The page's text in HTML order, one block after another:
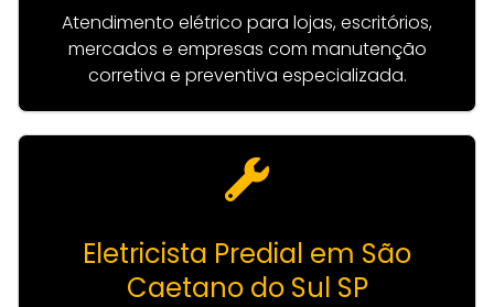
Atendimento elétrico para lojas, escritórios,
mercados e empresas com manutenção
corretiva e preventiva especializada.
Eletricista Predial em São
Caetano do Sul SP